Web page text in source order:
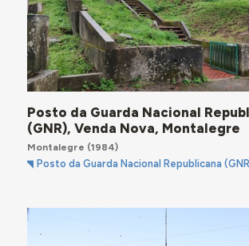
Posto da Guarda Nacional
(GNR), Venda Nova, Montalegre
Montalegre (1984)
Posto da Guarda Nacional Republicana